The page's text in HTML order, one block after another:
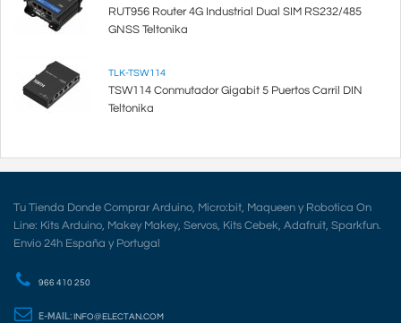
RUT956 Router 4G Industrial Dual SIM RS232/485
GNSS Teltonika
TLK-TSW114
TSW114 Conmutador Gigabit 5 Puertos Carril DIN
Teltonika
Tu Tienda Donde Comprar Arduino, Micro:bit, Maqueen y Robotica On
Line: Kits Arduino, Makey Makey, Servos, Kits Cebek, Adafruit, Sparkfun.
Envio 24h España y Portugal
966 410 250
E-MAIL: INFO@ELECTAN.COM